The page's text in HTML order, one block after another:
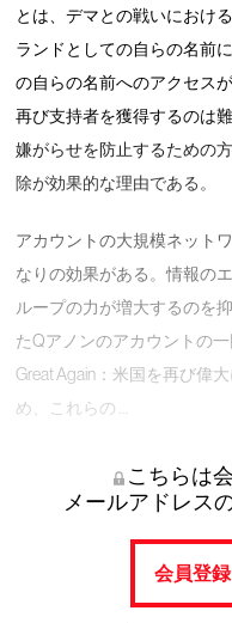
とは、デマとの戦いにおけ
ランドとしての自らの名前
の自らの名前へのアクセス
再び支持者を獲得するのは
嫌がらせを防止するための
除が効果的な理由である。
アカウントの大規模ネット
なりの効果がある。情報の
ループの力が増大するのを
たQアノンのアカウントの
Great Again：米国を再び偉
め、これらの …
こちらは
メールアドレス
会員登